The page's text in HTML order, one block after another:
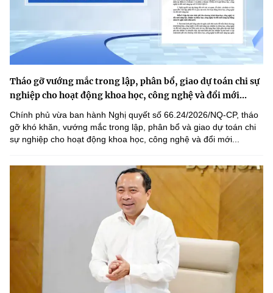
Tháo gỡ vướng mắc trong lập, phân bổ, giao dự toán chi sự
nghiệp cho hoạt động khoa học, công nghệ và đổi mới...
Chính phủ vừa ban hành Nghị quyết số 66.24/2026/NQ-CP, tháo
gỡ khó khăn, vướng mắc trong lập, phân bổ và giao dự toán chi
sự nghiệp cho hoạt động khoa học, công nghệ và đổi mới...